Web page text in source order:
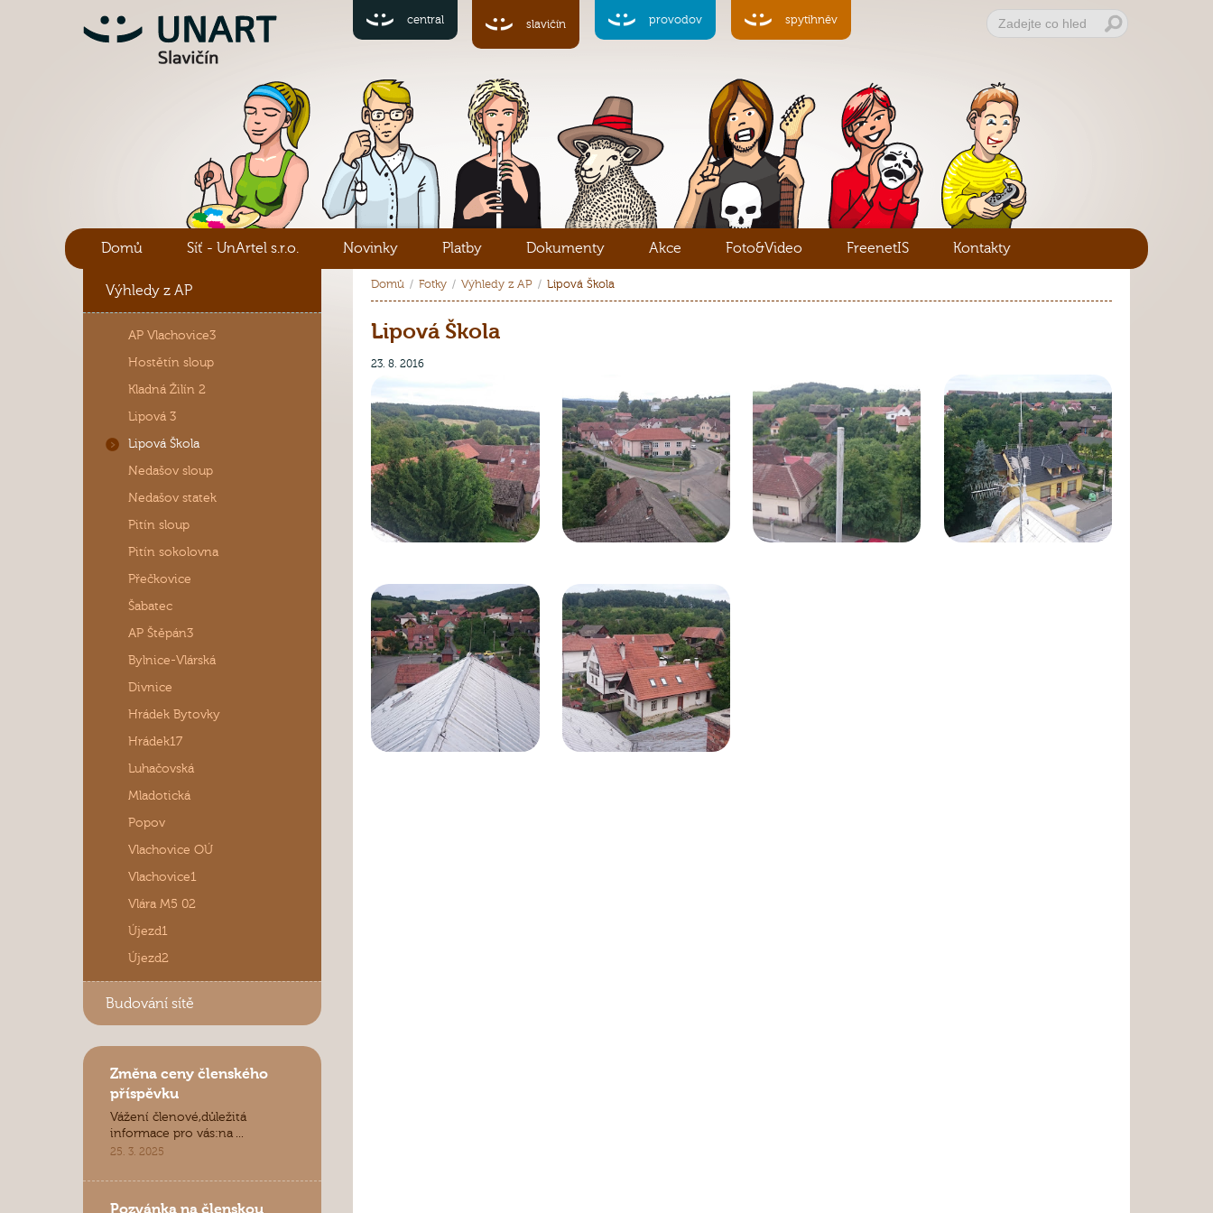
central slavičín provodov spytihněv
Domů Síť - UnArtel s.r.o. Novinky Platby Dokumenty Akce Foto&Video FreenetIS Kontakty
Výhledy z AP
AP Vlachovice3
Hostětín sloup
Kladná Žilín 2
Lipová 3
Lipová Škola
Nedašov sloup
Nedašov statek
Pitín sloup
Pitín sokolovna
Přečkovice
Šabatec
AP Štěpán3
Bylnice-Vlárská
Divnice
Hrádek Bytovky
Hrádek17
Luhačovská
Mladotická
Popov
Vlachovice OÚ
Vlachovice1
Vlára M5 02
Újezd1
Újezd2
Budování sítě
Změna ceny členského
příspěvku
Vážení členové,důležitá
informace pro vás:na ...
25. 3. 2025
Domů Fotky Výhledy z AP Lipová Škola
Lipová Škola
23. 8. 2016